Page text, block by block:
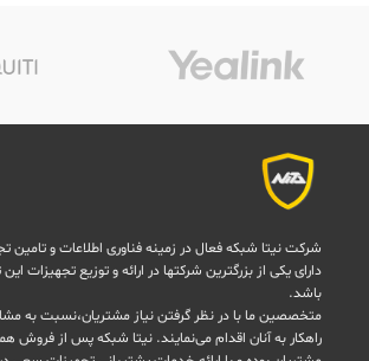
شرکت نیتا شبکه فعال در زمینه فناوری اطلاعات و
دارای یکی از بزرگترین شرکتها در ارائه و توزیع تجهیزات
باشد.
متخصصین ما با در نظر گرفتن نیاز مشتریان،نسبت به
راهکار به آنان اقدام می‌نمایند. نیتا شبکه پس از فروش